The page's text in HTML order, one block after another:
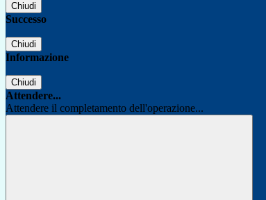
Chiudi
Successo
Chiudi
Informazione
Chiudi
Attendere...
Attendere il completamento dell'operazione...